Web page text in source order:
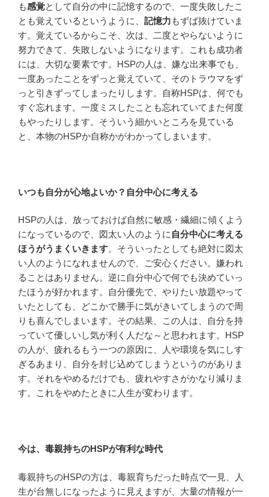
も感覚として自分の中に記憶するので、一度失敗したこ
とも覚えているというように、 記憶力 もずば抜けていま
す。覚えているからこそ、次は、二度とやらないように
努力できて、失敗しないようになります。これも成功者
には、大切な要素です。HSPの人は、嫌な出来事でも、
一度あったことをずっと覚えていて、そのトラウマをず
っと引きずってしまったりします。自称HSPは、何でも
すぐ忘れます。一度ミスしたことも忘れていてまた何度
もやったりします。そういう細かいところを見ている
と、本物のHSPか自称かがわかってしまいます。
いつも自分が心地よいか？自分中心に考える
HSPの人は、放っておけば自然に敏感・繊細に傾くよう
になっているので、図太い人のように 自分中心に考える
ほうがうまくいきます。そういったとしても絶対に図太
い人のようになれませんので、ご安心ください。嫌われ
ることはありません。逆に自分中心で何でも決めていっ
たほうが好かれます。自分優先で、やりたい放題やって
いたとしても、どこかで勝手に気がきいてしまうので周
りも喜んでしまいます。その結果、この人は、自分を持
っていて優しいし気が利く人だな～と思われます。HSP
の人が、疲れるもう一つの原因に、人や環境を気にしす
ぎるあまり、自分を封じ込めてしまうというのがありま
す。それをやめるだけでも、疲れやすさがかなり減りま
す。これをやめたときに人生が変わります。
今は、毒親持ちのHSPが有利な時代
毒親持ちのHSPの方は、毒親育ちだった時点で一見、人
生が台無しになったように見えますが、大量の情報が一